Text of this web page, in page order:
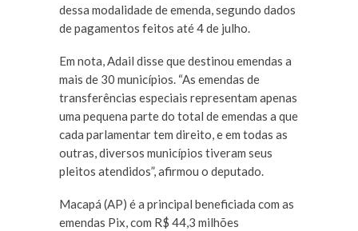
dessa modalidade de emenda, segundo dados
de pagamentos feitos até 4 de julho.
Em nota, Adail disse que destinou emendas a
mais de 30 municípios. “As emendas de
transferências especiais representam apenas
uma pequena parte do total de emendas a que
cada parlamentar tem direito, e em todas as
outras, diversos municípios tiveram seus
pleitos atendidos”, afirmou o deputado.
Macapá (AP) é a principal beneficiada com as
emendas Pix, com R$ 44,3 milhões